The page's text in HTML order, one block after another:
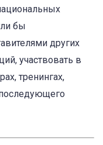
бы
других
участвовать в
тренингах,